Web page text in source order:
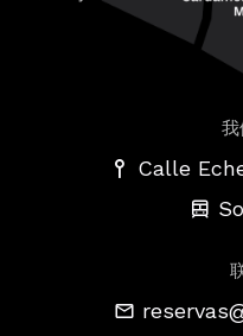
我
Calle